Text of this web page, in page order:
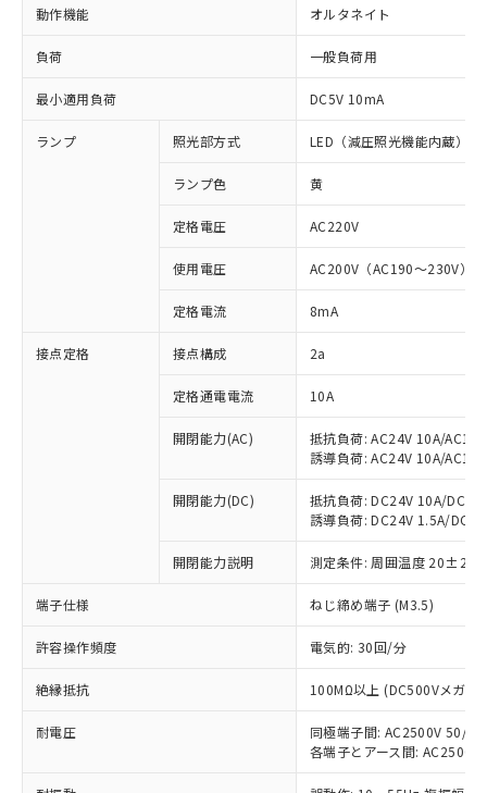
動作機能 オルタネイト
負荷 一般負荷用
最小適用負荷 DC5V 10mA
ランプ 照光部方式 LED（減圧照光機能内蔵）
ランプ色 黄
定格電圧 AC220V
使用電圧 AC200V（AC190～230V）
定格電流 8mA
接点定格 接点構成 2a
定格通電電流 10A
開閉能力(AC)
抵抗負荷: AC24V 10A/
誘導負荷: AC24V 10A/
開閉能力(DC)
抵抗負荷: DC24V 10A/
誘導負荷: DC24V 1.5A/
開閉能力説明 測定条件: 周囲温度 20±2℃
端子仕様 ねじ締め端子 (M3.5)
許容操作頻度 電気的: 30回/分
絶縁抵抗 100MΩ以上 (DC500Vメガ)
耐電圧
同極端子間: AC2500V 50/
各端子とアース間:
ご利用条件
以下の条件をお読みいただき、同意のうえ
本サービスは、当社制御機器事業取扱
(税抜)を提供させていただくもので
当社制御機器事業取扱商品の中には、
本サービスの対象外となる商品もある
在庫状況および標準価格照会結果は、
記載している更新日時点での社内デー
タに基づき作成されるものであり、閲
覧された時点での実際の在庫および標
準価格とは異なる場合があることをご
対応済み：EU RoHS指令（10物質）の
非含有に対応した製品が提供可能な商品で
対応予定：EU RoHS指令（10物質）の非含
有に対応した製品に切り替える予定のある
対応予定なし：EU RoHS指令（10物質）の
非含有に非対応の商品で、対応品を出す予
調査・確認中：EU RoHS指令（10物質）の
非含有の対応状況を調査中または確認中の
非該当品：ライセンス料など無形物で、有
仕入先様の事情により、非含有部品として
いたものが、含有品と判明した場合などや
むを得ず変更することがあります。
鉛(Pb) 1000ppm以下、 水銀(Hg) 1000ppm以下、 カド
六価クロム(Cr(Ⅵ)) 1000ppm以下、ポリ臭化ビフェニル
類(PBB) 1000ppm以下、ポリ臭化ジフェニルエーテル類
(PBDE) 1000ppm以下、フタル酸ビス(2-エチルヘキシ
「○」：最大均質材料含有率が中国RoHSの
基準値以下であることを示します。
「×」：最大均質材料含有率が中国RoHSの
「－」：未確認です。当社販売部門へお問
い合わせください。
*中国RoHS10物質の基準値 (GB/T26572)：
Pb(鉛) :1000ppm、 Hg(水銀) : 1000ppm、 Cd(カドミウ
Cr(Ⅵ)(六価クロム) : 1000ppm、 PBBs(ポリ臭化ビフェ
当社は、これら貴社製品のうち、外国
為替および外国貿易法に定める商品
（以下｢規制貨物等」という）を輸出
または国外への提供する場合は、日本
国政府の輸出許可(または役務取引許
可)を取得するなどの必要な手続きを